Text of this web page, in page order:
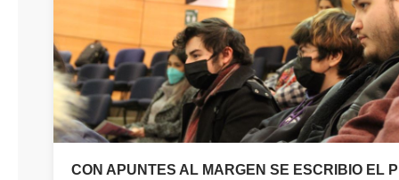
CON APUNTES AL MARGEN SE ESCRIBIO EL